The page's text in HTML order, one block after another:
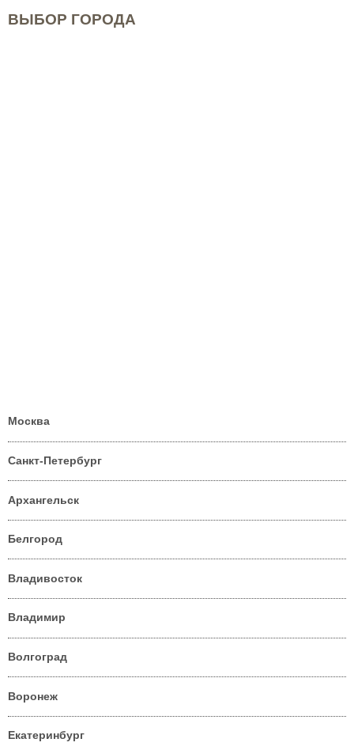
ВЫБОР ГОРОДА
Москва
Санкт-Петербург
Архангельск
Белгород
Владивосток
Владимир
Волгоград
Воронеж
Екатеринбург